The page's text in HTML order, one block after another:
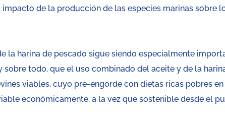
de la producción de las especies marinas sobre
la harina de pescado sigue siendo especialmente
sobre todo, que el uso combinado del aceite y de la
viables, cuyo pre-engorde con dietas ricas pobres en
económicamente, a la vez que sostenible desde el